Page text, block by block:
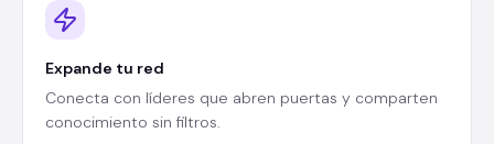
Expande tu red
Conecta con líderes que abren puertas y comparten
conocimiento sin filtros.